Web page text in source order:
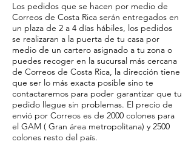
Los pedidos que se hacen por medio de
Correos de Costa Rica serán entregados en
un plaza de 2 a 4 días hábiles, los pedidos
se realizaran a la puerta de tu casa por
medio de un cartero asignado a tu zona o
puedes recoger en la sucursal más cercana
de Correos de Costa Rica, la dirección tiene
que ser lo más exacta posible sino te
contactaremos para poder garantizar que tu
pedido llegue sin problemas. El precio de
envió por Correos es de 2000 colones para
el GAM ( Gran área metropolitana) y 2500
colones resto del país.